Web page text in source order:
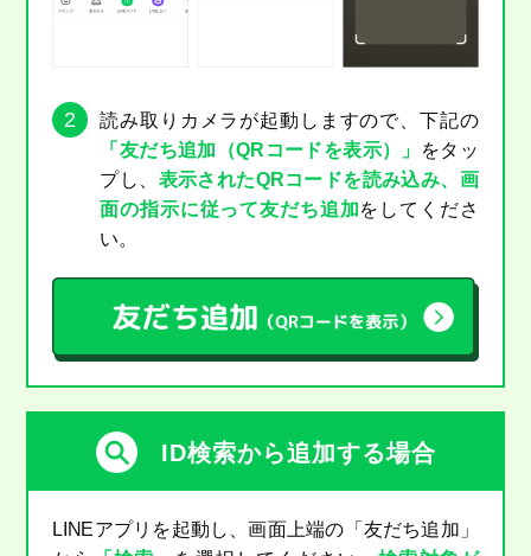
2
読み取りカメラが起動しますので、下記の
「友だち追加（QRコードを表示）」
をタッ
プし、 表示されたQRコードを読み込み、画
面の指示に従って友だち追加をしてくださ
い。
ID検索から追加する場合
LINEアプリを起動し、画面上端の「友だち追加」